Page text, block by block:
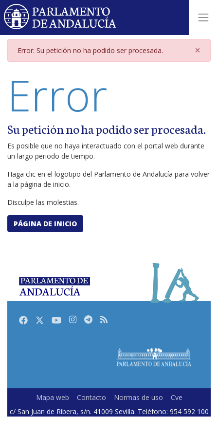
Página de error
Error: Su petición no ha podido ser procesada. ×
Error
Su petición no ha podido ser procesada.
Es posible que no haya interactuado con el portal web durante
un largo periodo de tiempo.
Haga clic en el logotipo del Parlamento de Andalucía para volver
a la página de inicio.
Disculpe las molestias.
PÁGINA DE INICIO
FacebookTwitterYoutubeInstagram
Telegram
RSS
Mapa web Contacto Normas de uso
Cve
c/ San Juan de Ribera, s/n. 41009 Sevilla. Teléfono: 954 592 100